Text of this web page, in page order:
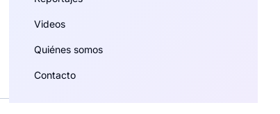
Videos
Quiénes somos
Contacto